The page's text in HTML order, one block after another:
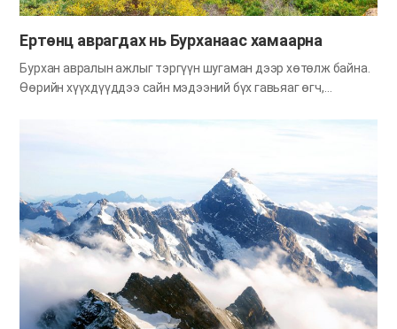
хүмүүс Өнөө үед дэлхий дээр христийн…
Ертөнц аврагдах нь Бурханаас хамаарна
Бурхан авралын ажлыг тэргүүн шугаман дээр хөтөлж байна.
Өөрийн хүүхдүүддээ сайн мэдээний бүх гавьяаг өгч,
тусламжтайгаар хуучин болон шинэ гэрээний түүхүүд мөн
хугацаанд Бурханы хүслийг дагаагүй зүйл бидэнд их байсан.
Гэсэн хэдий ч тэнгэр Эцэг, Эх минь биднээс нүүр буруулалгүй
бүхнийг тэвчин, гэмшихийг хүлээн, мөнхийн тэнгэрийн эх
нутгийн зүг хөтөлж байна. Эцэг, Эх Бурханыхаа энэ их ивээлд
талархал, яруу алдрыг өргөж байна. Дэлхий хэрхэн эргэж,
сансар огторгуй хэрхэн хөдөлдгийг нэг бодоцгооё. Энэ
үзэгдлийн ард Бурхан байгаа шүү дээ. Хэрэв Бурханы хүч
чадлаар ажиллахгүй бол дэлхийн эргэлт зогсож, бүхий л
сансар огторгуй эгшин зуур хөдлөхөө болино. Бидний